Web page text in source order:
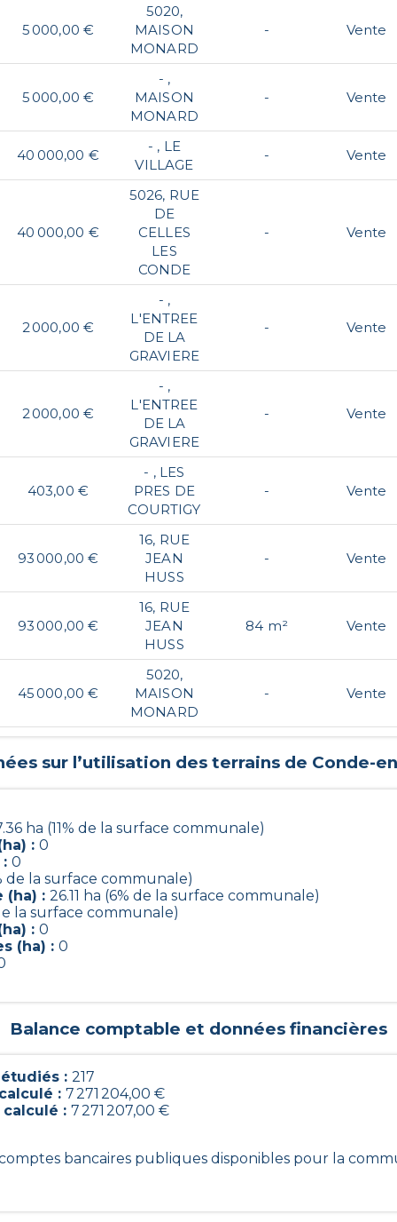
5 000,00 €
5020,
MAISON
MONARD
- Vente
5 000,00 €
- ,
MAISON
MONARD
- Vente
40 000,00 €
- , LE
VILLAGE
- Vente
40 000,00 €
5026, RUE
DE
CELLES
LES
CONDE
- Vente
2 000,00 €
- ,
L'ENTREE
DE LA
GRAVIERE
- Vente
2 000,00 €
- ,
L'ENTREE
DE LA
GRAVIERE
- Vente
403,00 €
- , LES
PRES DE
COURTIGY
- Vente
93 000,00 €
16, RUE
JEAN
HUSS
- Vente
93 000,00 €
16, RUE
JEAN
HUSS
84 m² Vente
45 000,00 €
5020,
MAISON
MONARD
- Vente
sur l’utilisation des terrains de Conde-
ha (11% de la surface communale)
: 0
0
de la surface communale)
(ha) : 26.11 ha (6% de la surface communale)
la surface communale)
: 0
(ha) : 0
Balance comptable et données financières
: 217
: 7 271 204,00 €
: 7 271 207,00 €
bancaires publiques disponibles pour la